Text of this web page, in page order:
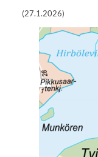
(27.1.2026)